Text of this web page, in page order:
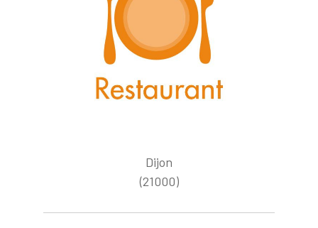
Dijon
(21000)